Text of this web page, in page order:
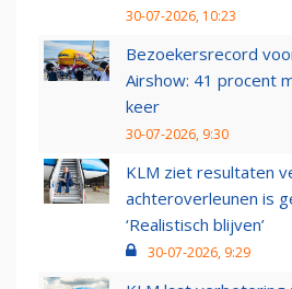
30-07-2026, 10:23
Bezoekersrecord
Airshow: 41 procent
keer
30-07-2026, 9:30
KLM ziet resultaten
achteroverleunen is
‘Realistisch blijven’
30-07-2026, 9:29